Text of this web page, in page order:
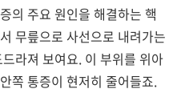
의 주요 원인을 해결하는 핵
무릎으로 사선으로 내려가는
라져 보여요. 이 부위를 위아
쪽 통증이 현저히 줄어들죠.